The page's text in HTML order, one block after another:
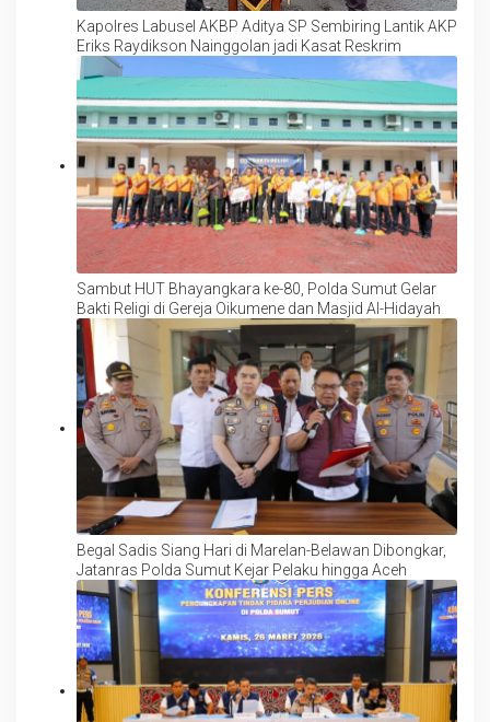
Kapolres Labusel AKBP Aditya SP Sembiring Lantik AKP
Eriks Raydikson Nainggolan jadi Kasat Reskrim
Sambut HUT Bhayangkara ke-80, Polda Sumut Gelar
Bakti Religi di Gereja Oikumene dan Masjid Al-Hidayah
Begal Sadis Siang Hari di Marelan-Belawan Dibongkar,
Jatanras Polda Sumut Kejar Pelaku hingga Aceh